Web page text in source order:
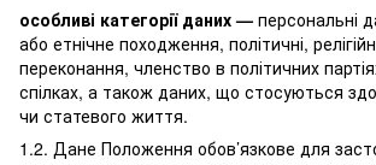
особливі категорії даних — персональні
або етнічне походження, політичні,
переконання, членство в політичних
спілках, а також даних, що стосуються
чи статевого життя.
1.2. Дане Положення обов’язкове для